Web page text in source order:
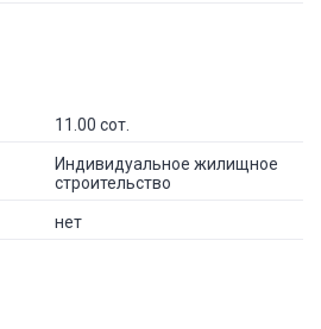
11.00 сот.
Индивидуальное жилищное
строительство
нет